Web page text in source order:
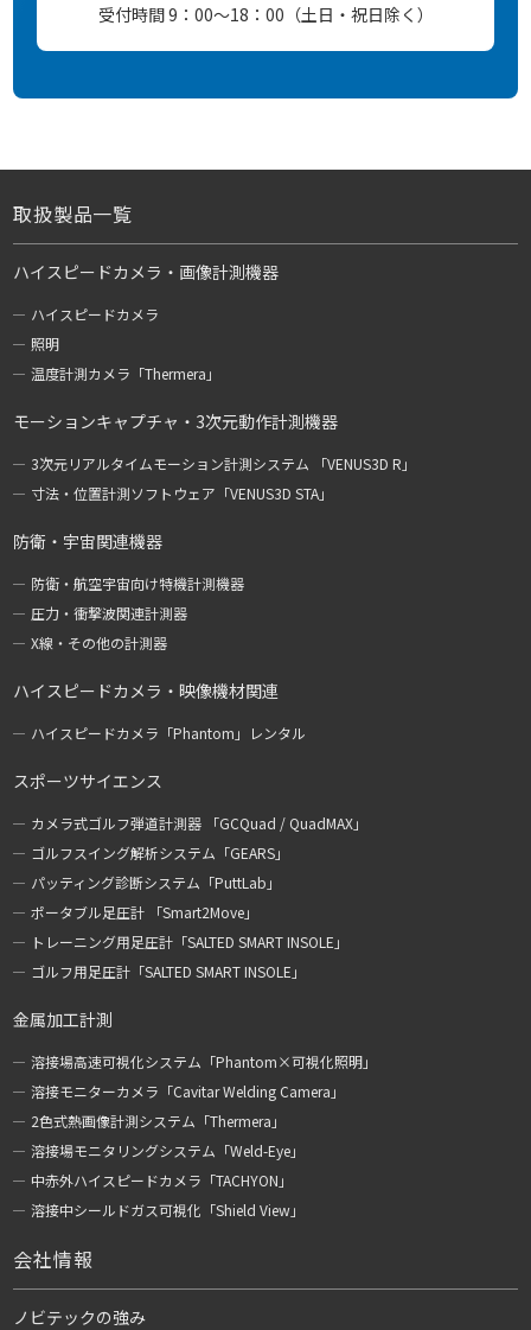
受付時間 9：00～18：00（土日・祝日除く）
取扱製品一覧
ハイスピードカメラ・画像計測機器
ハイスピードカメラ
照明
温度計測カメラ「Thermera」
モーションキャプチャ・3次元動作計測機器
3次元リアルタイムモーション計測システム 「VENUS3D R」
寸法・位置計測ソフトウェア「VENUS3D STA」
防衛・宇宙関連機器
防衛・航空宇宙向け特機計測機器
圧力・衝撃波関連計測器
X線・その他の計測器
ハイスピードカメラ・映像機材関連
ハイスピードカメラ「Phantom」レンタル
スポーツサイエンス
カメラ式ゴルフ弾道計測器 「GCQuad / QuadMAX」
ゴルフスイング解析システム「GEARS」
パッティング診断システム「PuttLab」
ポータブル足圧計 「Smart2Move」
トレーニング用足圧計「SALTED SMART INSOLE」
ゴルフ用足圧計「SALTED SMART INSOLE」
金属加工計測
溶接場高速可視化システム「Phantom×可視化照明」
溶接モニターカメラ「Cavitar Welding Camera」
2色式熱画像計測システム「Thermera」
溶接場モニタリングシステム「Weld-Eye」
中赤外ハイスピードカメラ「TACHYON」
溶接中シールドガス可視化「Shield View」
会社情報
ノビテックの強み